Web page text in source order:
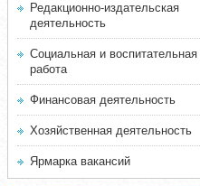
Редакционно-издательская
деятельность
Социальная и воспитательная
работа
Финансовая деятельность
Хозяйственная деятельность
Ярмарка вакансий